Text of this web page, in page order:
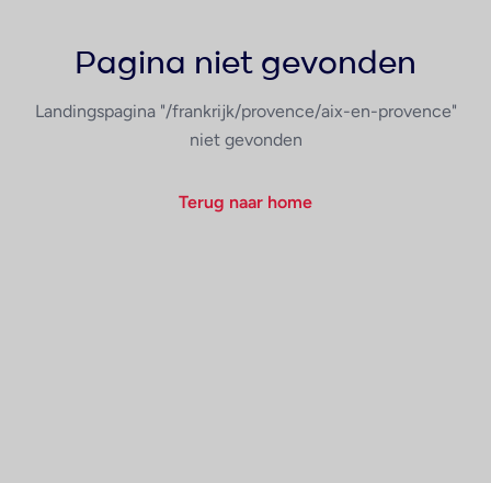
Pagina niet gevonden
Landingspagina "/frankrijk/provence/aix-en-provence"
niet gevonden
Terug naar home